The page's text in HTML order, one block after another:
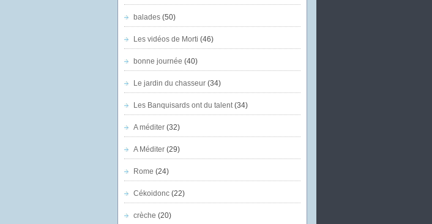
balades(50)
Les vidéos de Morti (46)
bonne journée (40)
Le jardin du chasseur(34)
Les Banquisards ont du talent(34)
A méditer(32)
A Méditer(29)
Rome (24)
Cékoidonc(22)
crèche (20)